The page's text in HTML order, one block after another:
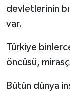
devletlerinin
var.
Türkiye
öncüsü,
Bütün dünya